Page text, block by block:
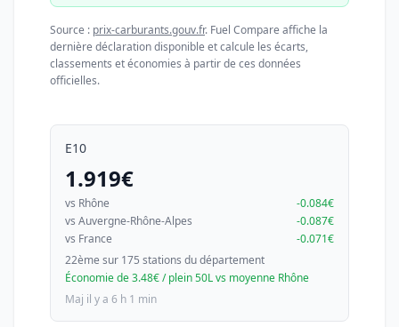
Source : prix-carburants.gouv.fr. Fuel Compare affiche la
dernière déclaration disponible et calcule les écarts,
classements et économies à partir de ces données
officielles.
E10
1.919€
vs Rhône
-0.084€
vs Auvergne-Rhône-Alpes
-0.087€
vs France
-0.071€
22ème sur 175 stations du département
Économie de 3.48€ / plein 50L vs moyenne Rhône
Maj il y a 6 h 1 min